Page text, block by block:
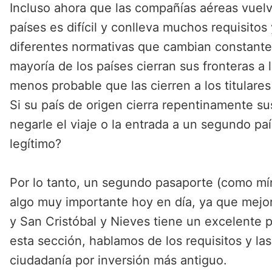
Incluso ahora que las compañías aéreas
países es difícil y conlleva muchos
diferentes normativas que cambian
mayoría de los países cierran sus fronteras
menos probable que las cierren a los
Si su país de origen cierra repentinamente
negarle el viaje o la entrada a un segundo
legítimo?
Por lo tanto, un segundo pasaporte (como
algo muy importante hoy en día, ya que
y San Cristóbal y Nieves tiene un excelente
esta sección, hablamos de los requisitos y
ciudadanía por inversión más antiguo.